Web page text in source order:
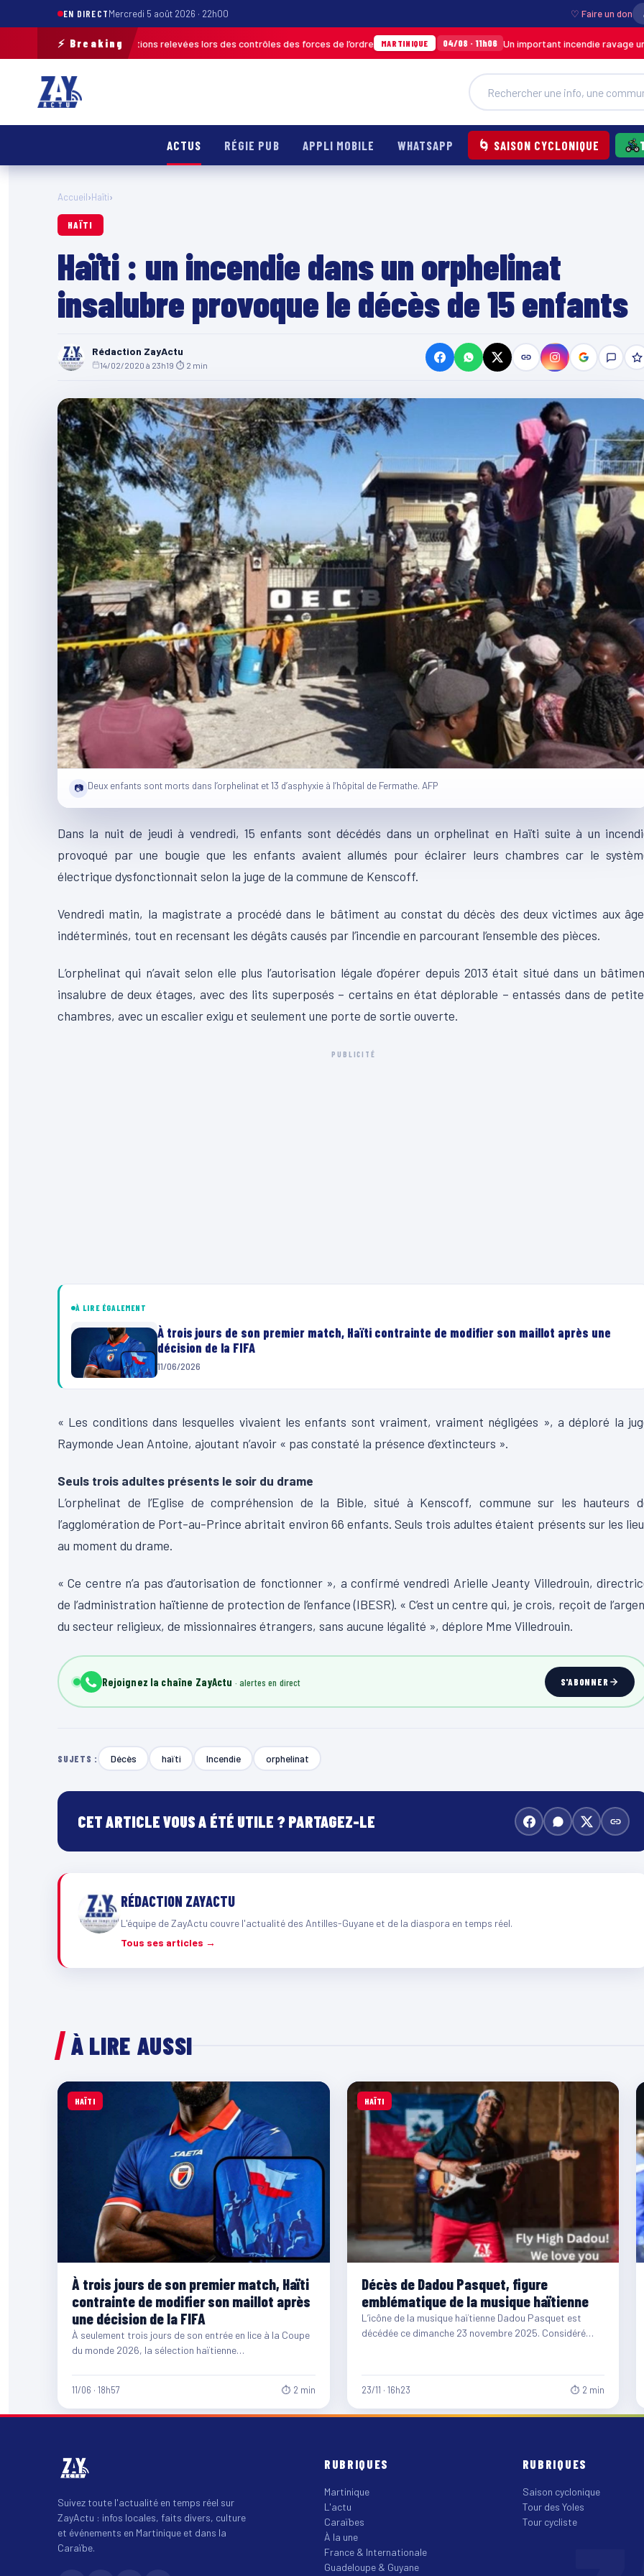
EN DIRECTMercredi 5 août 2026 · 22h00 ♡ Faire un don
⚡ Breaking
plus de 120 infractions relevées lors des contrôles des forces de l’ordre MARTINIQUE 04/08 · 11h06 Un important incendie ravage un entrepôt
ACTUS RÉGIE PUB APPLI MOBILE WHATSAPP 🌀 SAISON CYCLONIQUE
Accueil›Haïti›
HAÏTI
Haïti : un incendie dans un orphelinat
insalubre provoque le décès de 15 enfants
Rédaction ZayActu
14/02/2020 à 23h19 ⏱ 2 min
📷 Deux enfants sont morts dans l’orphelinat et 13 d’asphyxie à l’hôpital de Fermathe. AFP
Dans la nuit de jeudi à vendredi, 15 enfants sont décédés dans un orphelinat en Haïti suite à un
provoqué par une bougie que les enfants avaient allumés pour éclairer leurs chambres car le
électrique dysfonctionnait selon la juge de la commune de Kenscoff.
Vendredi matin, la magistrate a procédé dans le bâtiment au constat du décès des deux victimes aux
indéterminés, tout en recensant les dégâts causés par l’incendie en parcourant l’ensemble des pièces.
L’orphelinat qui n’avait selon elle plus l’autorisation légale d’opérer depuis 2013 était situé dans un
insalubre de deux étages, avec des lits superposés – certains en état déplorable – entassés dans de
chambres, avec un escalier exigu et seulement une porte de sortie ouverte.
PUBLICITÉ
À LIRE ÉGALEMENT
À trois jours de son premier match, Haïti contrainte de modifier son maillot après une
décision de la FIFA
11/06/2026
« Les conditions dans lesquelles vivaient les enfants sont vraiment, vraiment négligées », a déploré la
Raymonde Jean Antoine, ajoutant n’avoir « pas constaté la présence d’extincteurs ».
Seuls trois adultes présents le soir du drame
L’orphelinat de l’Eglise de compréhension de la Bible, situé à Kenscoff, commune sur les hauteurs
l’agglomération de Port-au-Prince abritait environ 66 enfants. Seuls trois adultes étaient présents sur les
au moment du drame.
« Ce centre n’a pas d’autorisation de fonctionner », a confirmé vendredi Arielle Jeanty Villedrouin,
de l’administration haïtienne de protection de l’enfance (IBESR). « C’est un centre qui, je crois, reçoit de
du secteur religieux, de missionnaires étrangers, sans aucune légalité », déplore Mme Villedrouin.
Rejoignez la chaîne ZayActu S'ABONNER
SUJETS : Décès haïti Incendie orphelinat
CET ARTICLE VOUS A ÉTÉ UTILE ? PARTAGEZ-LE
RÉDACTION ZAYACTU
L'équipe de ZayActu couvre l'actualité des Antilles-Guyane et de la diaspora en temps réel.
Tous ses articles →
À LIRE AUSSI
HAÏTI
À trois jours de son premier match, Haïti
contrainte de modifier son maillot après
une décision de la FIFA
À seulement trois jours de son entrée en lice à la Coupe
du monde 2026, la sélection haïtienne…
11/06 · 18h57 ⏱ 2 min
HAÏTI
Décès de Dadou Pasquet, figure
emblématique de la musique haïtienne
L’icône de la musique haïtienne Dadou Pasquet est
décédée ce dimanche 23 novembre 2025. Considéré
23/11 · 16h23 ⏱ 2 min
Suivez toute l'actualité en temps réel sur
ZayActu : infos locales, faits divers, culture
et événements en Martinique et dans la
Caraïbe.
RUBRIQUES
Martinique
L'actu
Caraïbes
À la une
France & Internationale
Guadeloupe & Guyane
RUBRIQUES
Saison cyclonique
Tour des Yoles
Tour cycliste